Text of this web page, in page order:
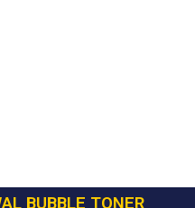
BUBBLE TONER